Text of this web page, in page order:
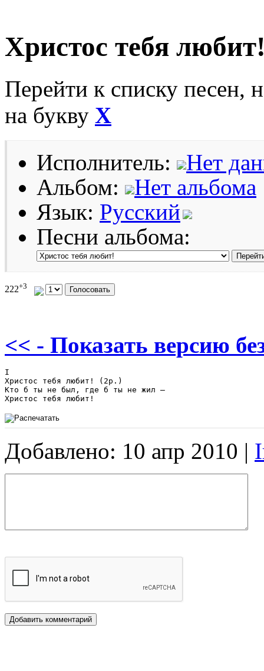
Христос тебя
Перейти к списку песен,
на букву Х
Исполнитель:
Нет
Альбом:
Нет альбома
Язык: Русский
Песни альбома:
222+3
<< - Показать версию
І
Христос тебя любит! (2р.)
Кто б ты не был, где б ты не жил –
Добавлено: 10 апр 2010 |